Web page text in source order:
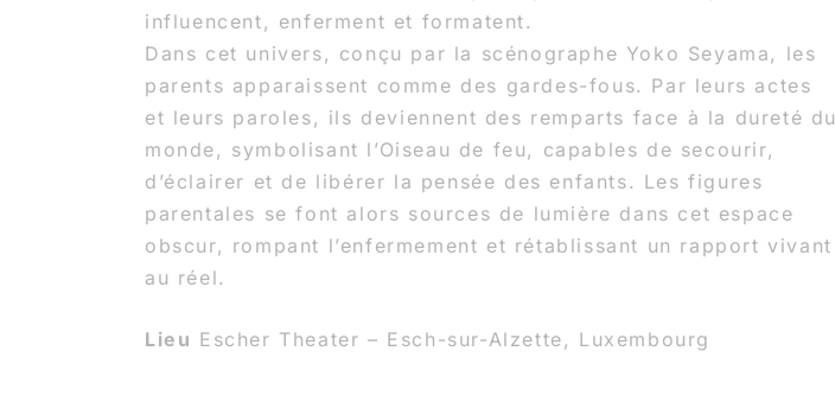
influencent, enferment et formatent.
Dans cet univers, conçu par la scénographe Yoko Seyama, les
parents apparaissent comme des gardes-fous. Par leurs actes
et leurs paroles, ils deviennent des remparts face à la dureté du
monde, symbolisant l’Oiseau de feu, capables de secourir,
d’éclairer et de libérer la pensée des enfants. Les figures
parentales se font alors sources de lumière dans cet espace
obscur, rompant l’enfermement et rétablissant un rapport vivant
au réel.
Lieu Escher Theater – Esch-sur-Alzette, Luxembourg